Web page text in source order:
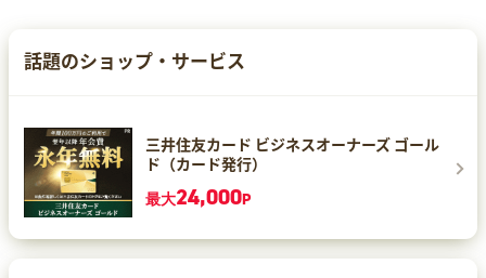
話題のショップ・サービス
三井住友カード ビジネスオーナーズ ゴール
ド（カード発行）
最大24,000P